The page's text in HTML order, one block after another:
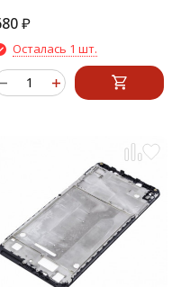
₽
Осталась 1 шт.